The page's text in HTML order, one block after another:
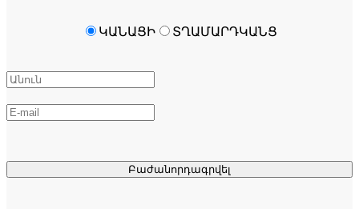
Բաժանորդագրվել
ԿԱՆԱՑԻ ՏՂԱՄԱՐԴԿԱՆՑ